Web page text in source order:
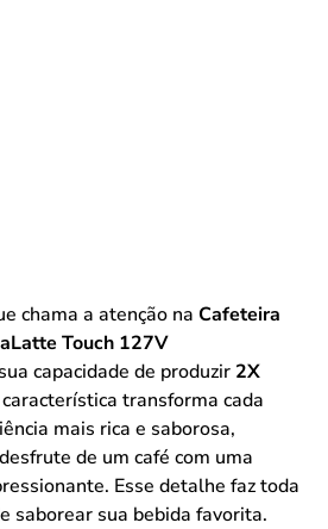
chama a atenção na Cafeteira
Touch 127V
capacidade de produzir 2X
característica transforma cada
mais rica e saborosa,
de um café com uma
Esse detalhe faz toda
saborear sua bebida favorita.